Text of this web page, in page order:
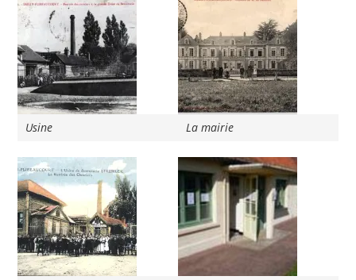
Usine La mairie